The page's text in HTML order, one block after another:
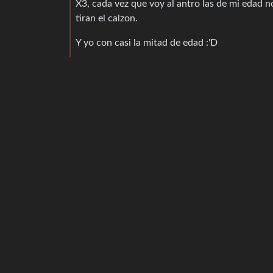
X3, cada vez que voy al antro las de mi edad
tiran el calzon.
Y yo con casi la mitad de edad :'D